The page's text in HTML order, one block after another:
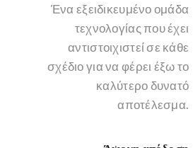
Ένα εξειδικευμένο ομάδα
τεχνολογίας που έχει
αντιστοιχιστεί σε κάθε
σχέδιο για να φέρει έξω το
καλύτερο δυνατό
αποτέλεσμα.